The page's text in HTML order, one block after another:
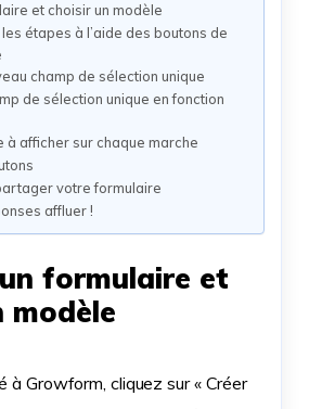
et choisir un modèle
étapes à l’aide des boutons de
champ de sélection unique
de sélection unique en fonction
à afficher sur chaque marche
votre formulaire
affluer !
formulaire et
modèle
à Growform, cliquez sur « Créer